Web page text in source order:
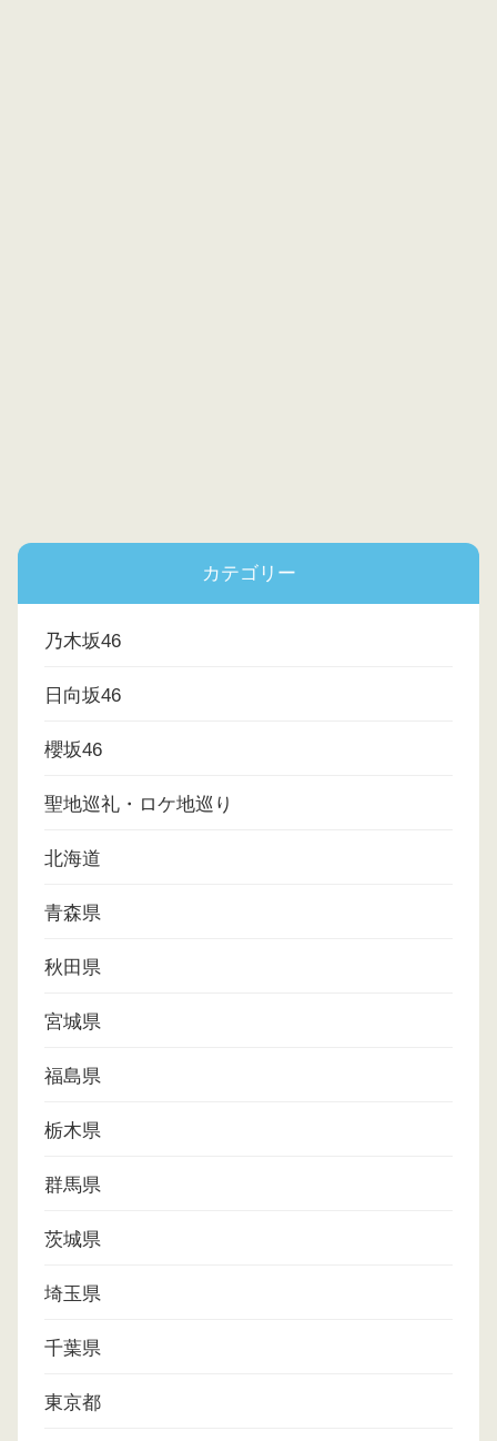
カテゴリー
乃木坂46
日向坂46
櫻坂46
聖地巡礼・ロケ地巡り
北海道
青森県
秋田県
宮城県
福島県
栃木県
群馬県
茨城県
埼玉県
千葉県
東京都